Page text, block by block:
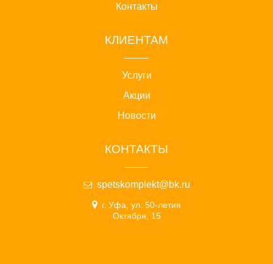
Контакты
КЛИЕНТАМ
Услуги
Акции
Новости
КОНТАКТЫ
spetskomplekt@bk.ru
г. Уфа, ул. 50-летия
Октября, 15